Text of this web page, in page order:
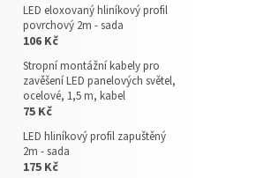
LED eloxovaný hliníkový profil
povrchový 2m - sada
106 Kč
Stropní montážní kabely pro
zavěšení LED panelových světel,
ocelové, 1,5 m, kabel
75 Kč
LED hliníkový profil zapuštěný
2m - sada
175 Kč